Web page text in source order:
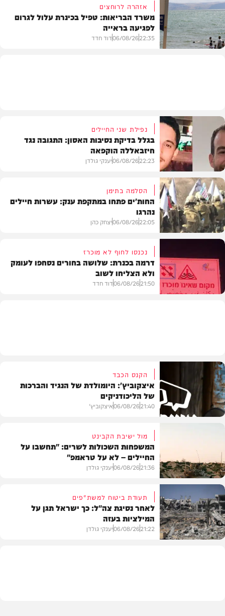
בריאות
אזהרה לרוחצים
משרד הבריאות: טפיל בכינרת עלול לגרום
לפגיעה בראייה
22:35
06/08/26דוד חדד
צבא וביטחון
נפילת שני החיילים
בגלל בדיקת נסיבות האסון: התגובה נגד
חיזבאללה הוקפאה
22:23
06/08/26יענקי גולדן
בעולם
הסלמה בתימן
החות'ים פתחו במתקפת ענק: עשרות חיילים
נהרגו
22:05
06/08/26יצחק כהן
נכנסו לחוף לא מוכרז
דרמה בכנרת: שלושה בחורים נסחפו לעומק
ולא הצליחו לשוב
21:50
06/08/26דוד חדד
חדשות
הקנס הכבד
איצקוביץ': היומולדת של הנגיד והברכות
של הליכודניקים
21:40
06/08/26איצקוביץ'
צבא וביטחון
מול ישיבת הקבינט
המשפחות השכולות לשרים: "תחשבו על
החיילים – לא על טראמפ"
21:36
06/08/26יענקי גולדן
תעודת ביטוח למשת"פים
לאחר נסיגת צה"ל: כך ישראל תגן על
המילציות בעזה
21:22
06/08/26יענקי גולדן